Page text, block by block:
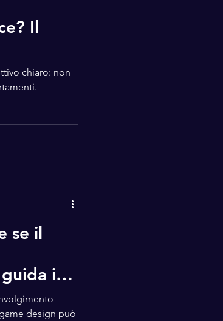
Il
chiaro: non
se il
i
design può